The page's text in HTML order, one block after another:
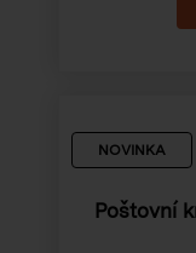
NOVINKA
Poštovní